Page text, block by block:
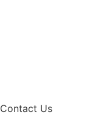
Contact Us